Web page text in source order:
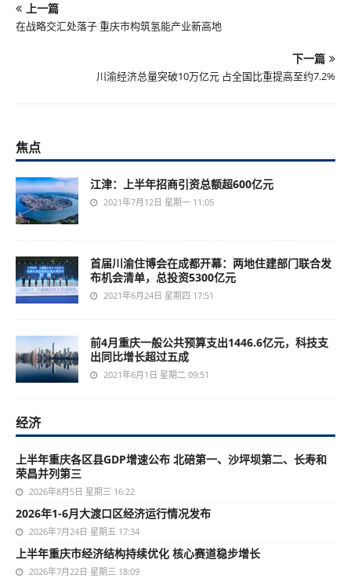
上一篇
在战略交汇处落子 重庆市构筑氢能产业新高地
下一篇
川渝经济总量突破10万亿元 占全国比重提高至约7.2%
焦点
江津：上半年招商引资总额超600亿元
2021年7月12日 星期一 11:05
首届川渝住博会在成都开幕：两地住建部门联合发
布机会清单，总投资5300亿元
2021年6月24日 星期四 17:51
前4月重庆一般公共预算支出1446.6亿元，科技支
出同比增长超过五成
2021年6月1日 星期二 09:51
经济
上半年重庆各区县GDP增速公布 北碚第一、沙坪坝第二、长寿和
荣昌并列第三
2026年8月5日 星期三 16:22
2026年1-6月大渡口区经济运行情况发布
2026年7月24日 星期五 17:34
上半年重庆市经济结构持续优化 核心赛道稳步增长
2026年7月22日 星期三 18:09